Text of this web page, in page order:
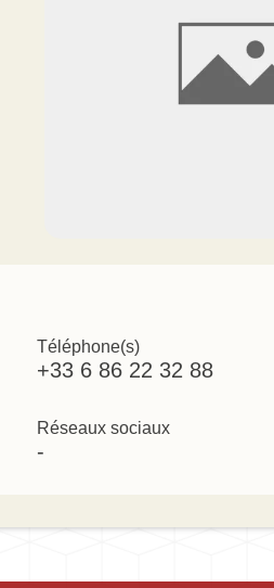
Téléphone(s)
+33 6 86 22 32 88
Réseaux sociaux
-